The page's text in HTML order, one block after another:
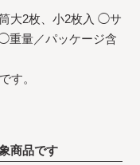
大2枚、小2枚入 ◯サ
重量／パッケージ含
す。
商品です